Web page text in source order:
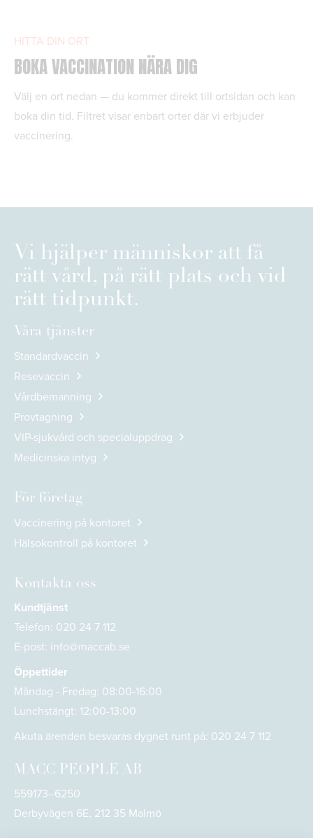
HITTA DIN ORT
BOKA VACCINATION NÄRA DIG
Välj en ort nedan — du kommer direkt till ortsidan och kan
boka din tid. Filtret visar enbart orter där vi erbjuder
vaccinering.
Vi hjälper människor att få
rätt vård, på rätt plats och vid
rätt tidpunkt.
Våra tjänster
Standardvaccin
Resevaccin
Vårdbemanning
Provtagning
VIP-sjukvård och specialuppdrag
Medicinska intyg
För företag
Vaccinering på kontoret
Hälsokontroll på kontoret
Kontakta oss
Kundtjänst
Telefon: 020 24 7 112
E-post: info@maccab.se
Öppettider
Måndag - Fredag: 08:00-16:00
Lunchstängt: 12:00-13:00
Akuta ärenden besvaras dygnet runt på: 020 24 7 112
MACC PEOPLE AB
559173–6250
Derbyvägen 6E, 212 35 Malmö